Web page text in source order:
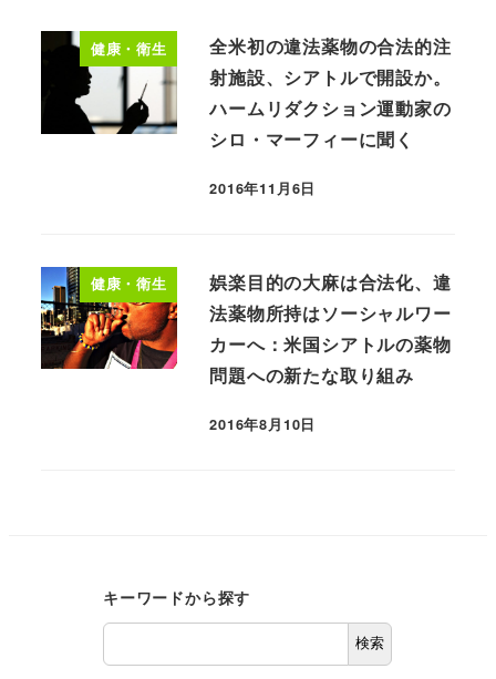
健康・衛生
全米初の違法薬物の合法的注
射施設、シアトルで開設か。
ハームリダクション運動家の
シロ・マーフィーに聞く
2016年11月6日
健康・衛生
娯楽目的の大麻は合法化、違
法薬物所持はソーシャルワー
カーへ：米国シアトルの薬物
問題への新たな取り組み
2016年8月10日
キーワードから探す
検索